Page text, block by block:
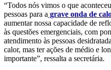
“Todos nós vimos o que
pessoas para a grave onda de
aumentar nossa capacidade de
às questões emergenciais, com
atendimento às pessoas
calor, mas ter ações de médio e
importante”, ressalta a secretária.